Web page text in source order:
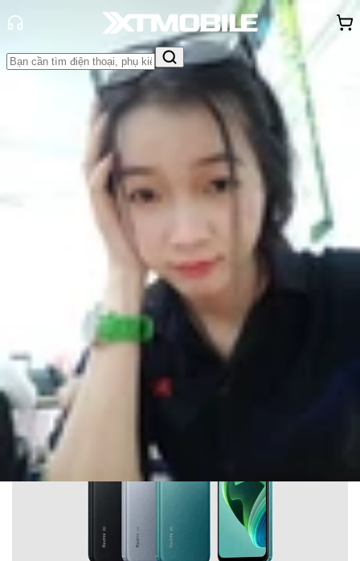
Trang chủ
Đánh Giá - Trên Tay So SánhTư vấn
Khuyến
Thủ thuậtHỏi đápApp - GameThông báo
Khách
hàng - Sự kiện
Redmi Note 11E và Redmi Note 11E
Pro sẽ được ra mắt vào 04/03
Nguyễn Phan Thảo Nguyên
02/03/2022
Cập nhật: 02/03/2022
Theo dõi XTMobile trên